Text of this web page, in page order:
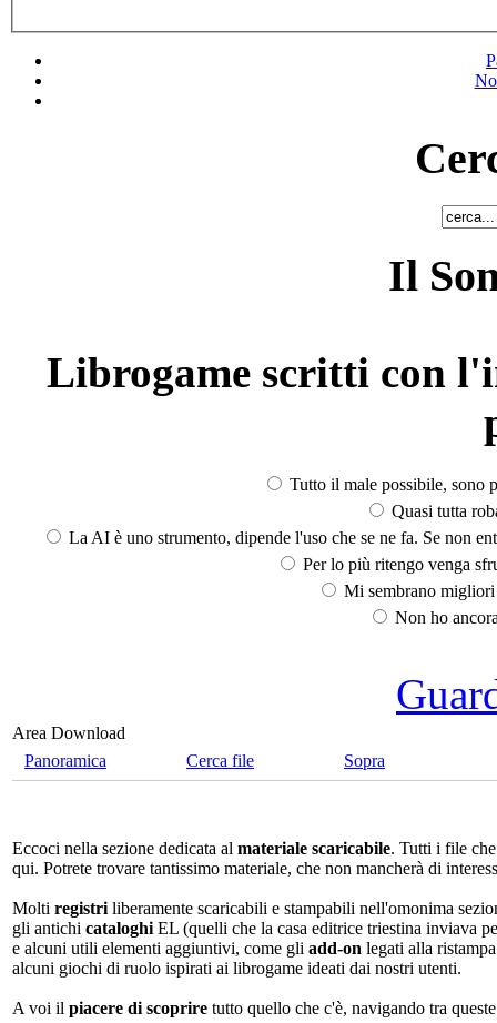
Il
Librogame scritti con
Tutto il male possibile, sono
Quasi tutta
La AI è uno strumento, dipende l'uso che se ne fa. Se non
Per lo più ritengo venga
Mi sembrano
Non ho
Area Download
Panoramica
Cerca file Sopra
Eccoci nella sezione dedicata al materiale scaricabile. Tutti i file
qui. Potrete trovare tantissimo materiale, che non mancherà di
Molti registri liberamente scaricabili e stampabili nell'omonima
gli antichi cataloghi EL (quelli che la casa editrice triestina inviava
e alcuni utili elementi aggiuntivi, come gli add-on legati alla
alcuni giochi di ruolo ispirati ai librogame ideati dai nostri utenti.
A voi il piacere di scoprire tutto quello che c'è, navigando tra